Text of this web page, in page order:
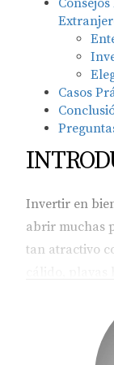
Casos
Invertir en
abrir muchas
tan atractivo
crecimiento,
para los
el primer